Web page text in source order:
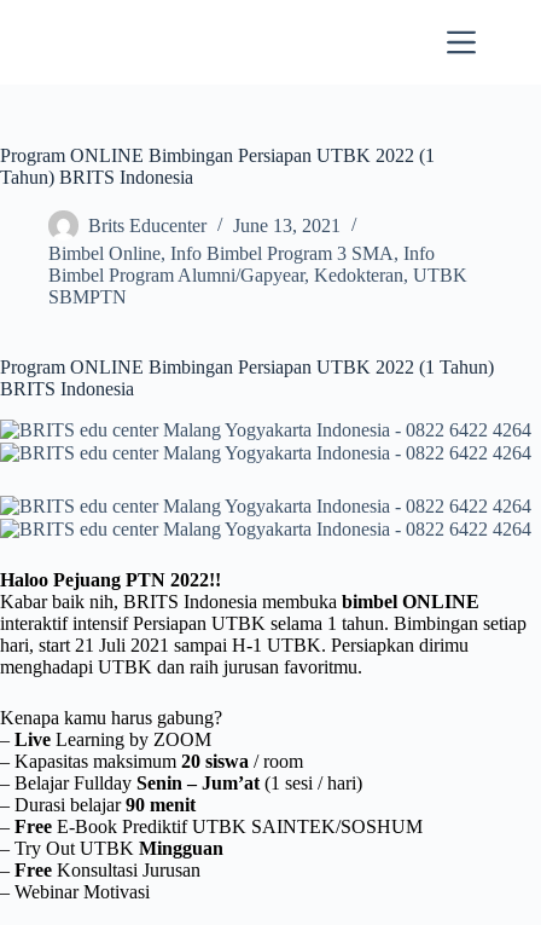
Program ONLINE Bimbingan Persiapan UTBK 2022 (1
Tahun) BRITS Indonesia
Brits Educenter
June 13, 2021
Bimbel Online, Info Bimbel Program 3 SMA, Info
Bimbel Program Alumni/Gapyear, Kedokteran, UTBK
SBMPTN
Program ONLINE Bimbingan Persiapan UTBK 2022 (1 Tahun)
BRITS Indonesia
Haloo Pejuang PTN 2022!!
Kabar baik nih, BRITS Indonesia membuka bimbel ONLINE
interaktif intensif Persiapan UTBK selama 1 tahun. Bimbingan setiap
hari, start 21 Juli 2021 sampai H-1 UTBK. Persiapkan dirimu
menghadapi UTBK dan raih jurusan favoritmu.
Kenapa kamu harus gabung?
– Live Learning by ZOOM
– Kapasitas maksimum 20 siswa / room
– Belajar Fullday Senin – Jum’at (1 sesi / hari)
– Durasi belajar90 menit
– Free E-Book Prediktif UTBK SAINTEK/SOSHUM
– Try Out UTBK Mingguan
– Free Konsultasi Jurusan
– Webinar Motivasi